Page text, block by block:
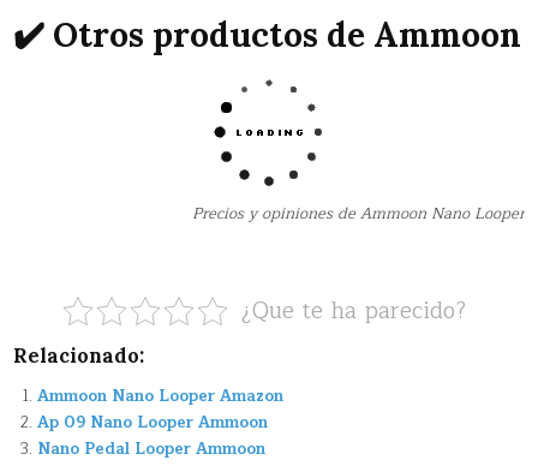
✔️ Otros productos de Ammoon
Precios y opiniones de Ammoon Nano Looper
¿Que te ha parecido?
Relacionado:
Ammoon Nano Looper Amazon
Ap 09 Nano Looper Ammoon
Nano Pedal Looper Ammoon